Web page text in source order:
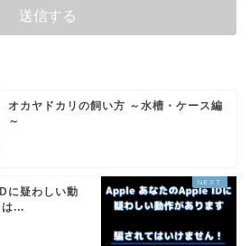
オカヤドカリの飼い方 ～水槽・ケース編
～
に疑わしい動
...